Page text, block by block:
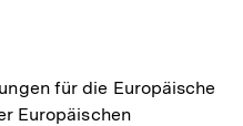
für die Europäische
Europäischen